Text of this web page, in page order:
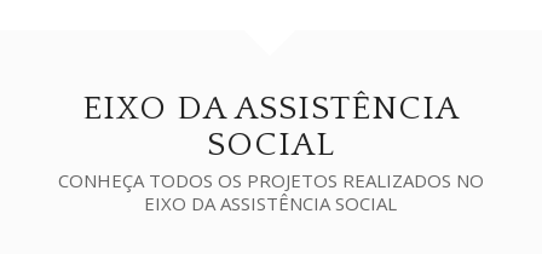
EIXO DA ASSISTÊNCIA
SOCIAL
CONHEÇA TODOS OS PROJETOS REALIZADOS NO
EIXO DA ASSISTÊNCIA SOCIAL